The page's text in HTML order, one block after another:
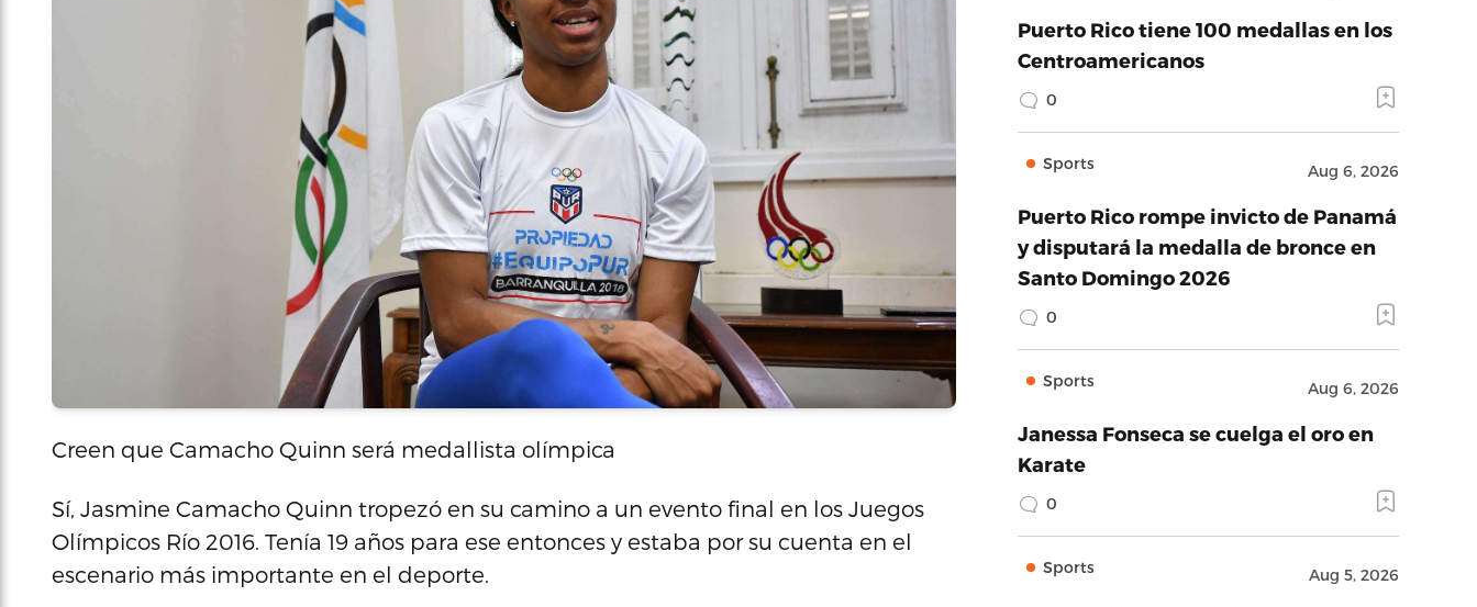
Creen que Camacho Quinn será medallista olímpica
Sí, Jasmine Camacho Quinn tropezó en su camino a un evento final en los Juegos
Olímpicos Río 2016. Tenía 19 años para ese entonces y estaba por su cuenta en el
escenario más importante en el deporte.
Puerto Rico tiene 100 medallas en los
Centroamericanos
0
Sports Aug 6, 2026
Puerto Rico rompe invicto de Panamá
y disputará la medalla de bronce en
Santo Domingo 2026
0
Sports Aug 6, 2026
Janessa Fonseca se cuelga el oro en
Karate
0
Sports Aug 5, 2026